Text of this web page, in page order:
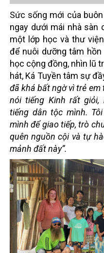
Sức sống mới của
ngay dưới mái nhà sàn
một lớp học và thư
để nuôi dưỡng tâm
học cộng đồng, nhìn lũ
hát, Ká Tuyền tâm sự
đã khá bất ngờ vì trẻ
nói tiếng Kinh rất
tiếng dân tộc mình.
mình để giao tiếp, trò
quên nguồn cội và tự
mảnh đất này”.